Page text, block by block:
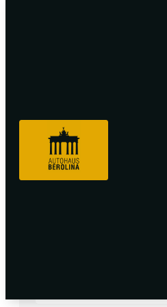
Fahrzeugsuche